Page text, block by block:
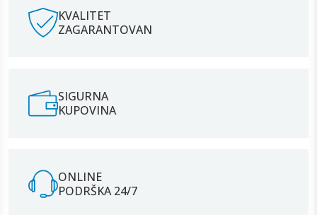
KVALITET
ZAGARANTOVAN
SIGURNA
KUPOVINA
ONLINE
PODRŠKA 24/7